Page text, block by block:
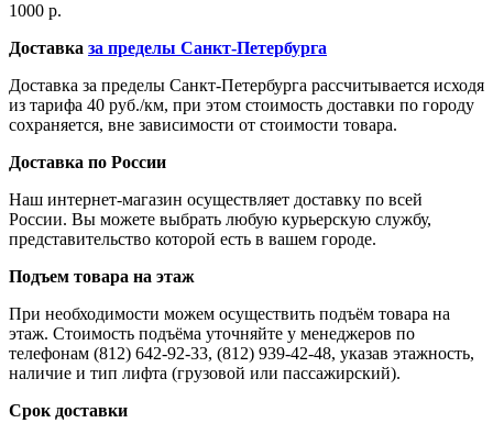
1000 р.
Доставка за пределы Санкт-Петербурга
Доставка за пределы Санкт-Петербурга рассчитывается исходя
из тарифа 40 руб./км, при этом стоимость доставки по городу
сохраняется, вне зависимости от стоимости товара.
Доставка по России
Наш интернет-магазин осуществляет доставку по всей
России. Вы можете выбрать любую курьерскую службу,
представительство которой есть в вашем городе.
Подъем товара на этаж
При необходимости можем осуществить подъём товара на
этаж. Стоимость подъёма уточняйте у менеджеров по
телефонам (812) 642-92-33, (812) 939-42-48, указав этажность,
наличие и тип лифта (грузовой или пассажирский).
Срок доставки